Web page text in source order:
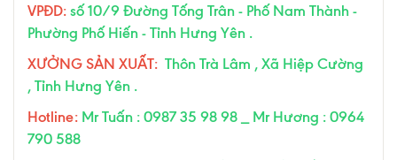
VPĐD: số 10/9 Đường Tống Trân - Phố Nam Thành -
Phường Phố Hiến - Tỉnh Hưng Yên .
XƯỞNG SẢN XUẤT: Thôn Trà Lâm , Xã Hiệp Cường
, Tỉnh Hưng Yên .
Hotline: Mr Tuấn : 0987 35 98 98 _ Mr Hương : 0964
790 588